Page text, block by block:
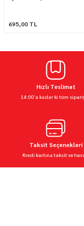
695,00 TL
Hızlı Teslimat
14:00’a kadar ki tüm
Taksit Seçenekleri
Kredi kartına taksit ve